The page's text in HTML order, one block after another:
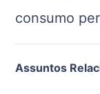
consumo
Assuntos